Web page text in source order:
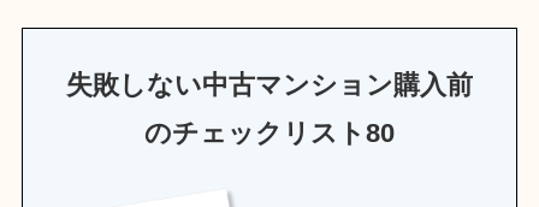
失敗しない中古マンション購入前
のチェックリスト80